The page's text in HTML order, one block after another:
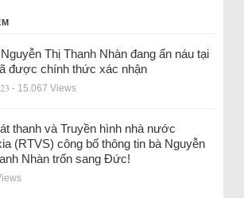
Thị Thanh Nhàn đang ẩn náu tại
được chính thức xác nhận
- 15.067 Views
thanh và Truyền hình nhà nước
(RTVS) công bố thông tin bà Nguyễn
Nhàn trốn sang Đức!